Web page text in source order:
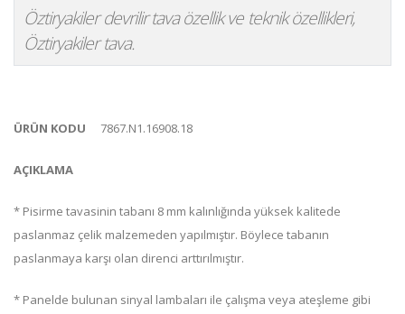
Öztiryakiler devrilir tava özellik ve teknik özellikleri,
Öztiryakiler tava.
ÜRÜN KODU 7867.N1.16908.18
AÇIKLAMA
* Pisirme tavasinin tabanı 8 mm kalınlığında yüksek kalitede
paslanmaz çelik malzemeden yapılmıştır. Böylece tabanın
paslanmaya karşı olan direnci arttırılmıştır.
* Panelde bulunan sinyal lambaları ile çalışma veya ateşleme gibi